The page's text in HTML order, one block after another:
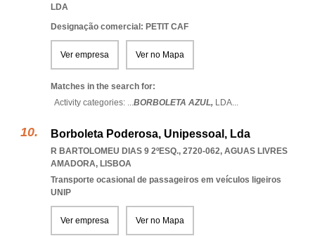
LDA
Designação comercial: PETIT CAF
Ver empresa Ver no Mapa
Matches in the search for:
Activity categories: ...BORBOLETA AZUL, LDA...
Borboleta Poderosa, Unipessoal, Lda
R BARTOLOMEU DIAS 9 2ºESQ., 2720-062, AGUAS LIVRES
AMADORA, LISBOA
Transporte ocasional de passageiros em veículos ligeiros
UNIP
Ver empresa Ver no Mapa